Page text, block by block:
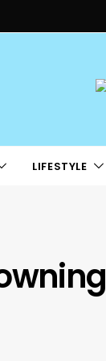
LIFESTYLE